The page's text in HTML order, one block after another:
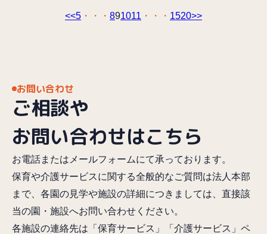
<<5 891011 1520>>
お問い合わせ
ご相談や
お問い合わせはこちら
お電話またはメールフォームにて承っております。
保育や介護サービスに関する全般的なご質問は法人本部
まで、各園の見学や施設の詳細につきましては、直接該
当の園・施設へお問い合わせください。
各施設の連絡先は「保育サービス」「介護サービス」ペ